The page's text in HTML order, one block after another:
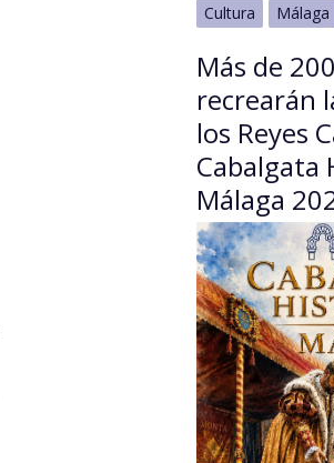
Cultura Málaga
Más de
recrearán
los Reyes
Cabalgata
Málaga